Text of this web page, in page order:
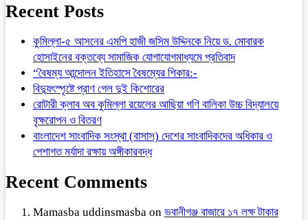
Recent Posts
কুমিল্লা-৫ আসনের এমপি হাজী জসিম উদ্দিনকে নিয়ে ড. মোবারক
হোসাইনের বক্তব্যে সামাজিক যোগাযোগমাধ্যমে প্রতিবাদ
“বৈষম্য আন্দোলন ইতিহাসে বৈষম্যের শিকার:-
বিদ্যুৎস্পৃষ্টে প্রাণ গেল দুই কিশোরের
রোটারী ক্লাব অব কুমিল্লা রয়েলের আছিয়া গণি বালিকা উচ্চ বিদ্যালয়ে
বৃক্ষরোপন ও বিতরণ
বাংলাদেশ সাংবাদিক সংস্থা (বাসাস) দেশের সাংবাদিকদের অধিকার ও
পেশাগত মর্যাদা রক্ষায় অঙ্গীকারবদ্ধ
Recent Comments
Mamasba uddinsmasba on ভবানীগঞ্জ বাজারে ১৭ লক্ষ টাকার